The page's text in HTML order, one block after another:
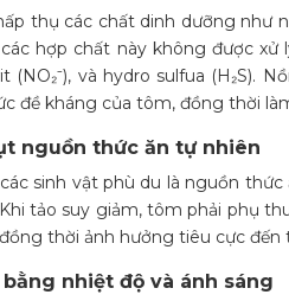
thụ các chất dinh dưỡng như
hợp chất này không được xử
(NO₂⁻), và hydro sulfua (H₂S).
đề kháng của tôm, đồng thời
nguồn thức ăn tự nhiên
sinh vật phù du là nguồn
tảo suy giảm, tôm phải phụ
thời ảnh hưởng tiêu cực
bằng nhiệt độ và ánh sáng